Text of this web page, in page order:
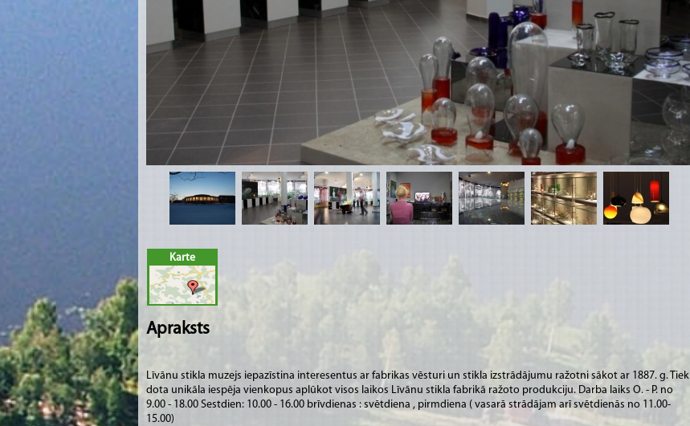
Karte
Apraksts
Līvānu stikla muzejs iepazīstina interesentus ar fabrikas vēsturi un stikla izstrādājumu ražotni sākot ar 1887. g. Tiek
dota unikāla iespēja vienkopus aplūkot visos laikos Līvānu stikla fabrikā ražoto produkciju. Darba laiks O. - P. no
9.00 - 18.00 Sestdien: 10.00 - 16.00 brīvdienas : svētdiena , pirmdiena ( vasarā strādājam arī svētdienās no 11.00-
15.00)